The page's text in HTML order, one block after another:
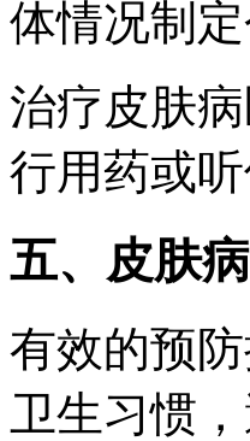
体情况制
治疗皮肤
行用药或
五、皮肤
有效的预
卫生习惯